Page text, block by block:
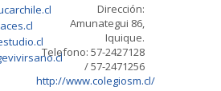
Dirección:
Amunategui 86,
Iquique.
Telefono: 57-2427128
/ 57-2471256
http://www.colegiosm.cl/